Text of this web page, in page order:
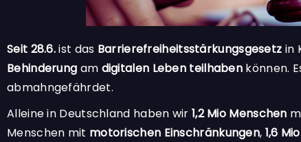
Seit 28.6.ist das Barrierefreiheitsstärkungsgesetz in
Behinderung am digitalen Leben teilhaben können.
abmahngefährdet.
Alleine in Deutschland haben wir 1,2 Mio Menschen
Menschen mit motorischen Einschränkungen, 1,6 Mio